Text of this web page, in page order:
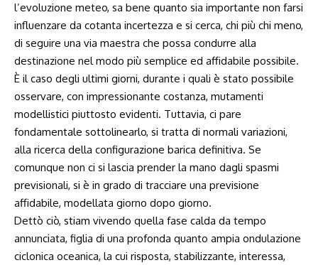
l’evoluzione meteo, sa bene quanto sia importante non farsi
influenzare da cotanta incertezza e si cerca, chi più chi meno,
di seguire una via maestra che possa condurre alla
destinazione nel modo più semplice ed affidabile possibile.
È il caso degli ultimi giorni, durante i quali è stato possibile
osservare, con impressionante costanza, mutamenti
modellistici piuttosto evidenti. Tuttavia, ci pare
fondamentale sottolinearlo, si tratta di normali variazioni,
alla ricerca della configurazione barica definitiva. Se
comunque non ci si lascia prender la mano dagli spasmi
previsionali, si è in grado di tracciare una previsione
affidabile, modellata giorno dopo giorno.
Dettò ciò, stiam vivendo quella fase calda da tempo
annunciata, figlia di una profonda quanto ampia ondulazione
ciclonica oceanica, la cui risposta, stabilizzante, interessa,